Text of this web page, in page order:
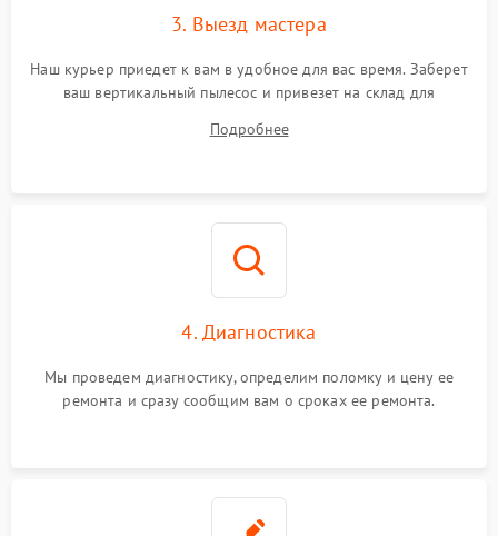
3. Выезд мастера
Наш курьер приедет к вам в удобное для вас время. Заберет
ваш вертикальный пылесос и привезет на склад для
Подробнее
4. Диагностика
Мы проведем диагностику, определим поломку и цену ее
ремонта и сразу сообщим вам о сроках ее ремонта.